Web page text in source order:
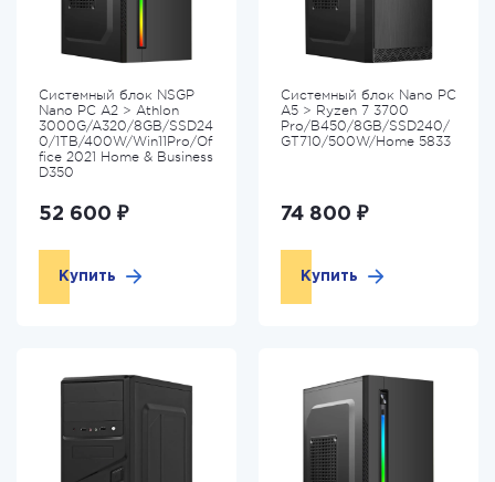
Системный блок NSGP
Nano PC A2 > Athlon
3000G/A320/8GB/SSD24
0/1TB/400W/Win11Pro/Of
fice 2021 Home & Business
D350
52 600 ₽
Купить
Системный блок Nano PC
A5 > Ryzen 7 3700
Pro/B450/8GB/SSD240/
GT710/500W/Home 5833
74 800 ₽
Купить